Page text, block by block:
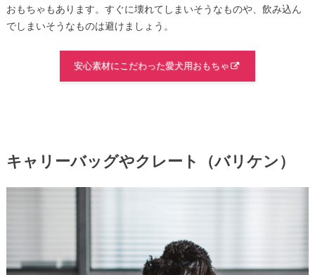
おもちゃもあります。すぐに壊れてしまいそうなものや、飲み込ん
でしまいそうなものは避けましょう。
安心素材にこだわった愛犬用おもちゃ
キャリーバッグやクレート（バリケン）